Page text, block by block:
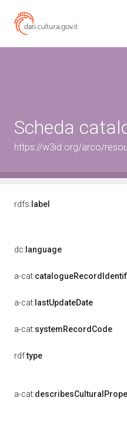
Scheda
https://w3id.org/arco/
rdfs: label
dc: language
a-cat:
a-cat: lastUpdateDate
a-cat:systemRecordCode
rdf:type
a-cat: